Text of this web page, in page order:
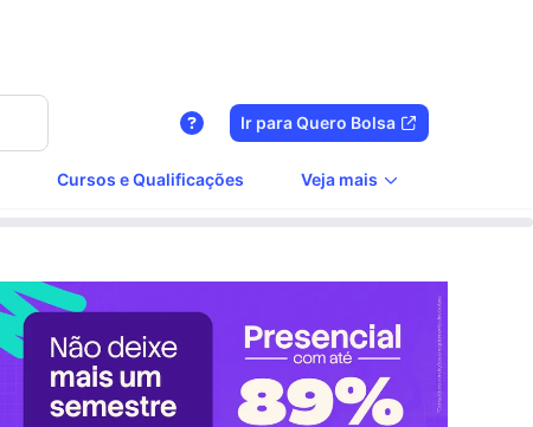
Ir para Quero Bolsa
Cursos e Qualificações Veja mais